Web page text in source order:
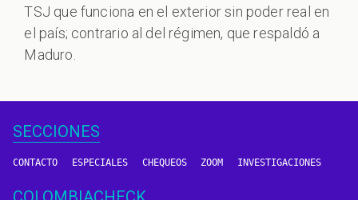
TSJ que funciona en el exterior sin poder real en
el país; contrario al del régimen, que respaldó a
Maduro.
SECCIONES
CONTACTO ESPECIALES CHEQUEOS ZOOM INVESTIGACIONES